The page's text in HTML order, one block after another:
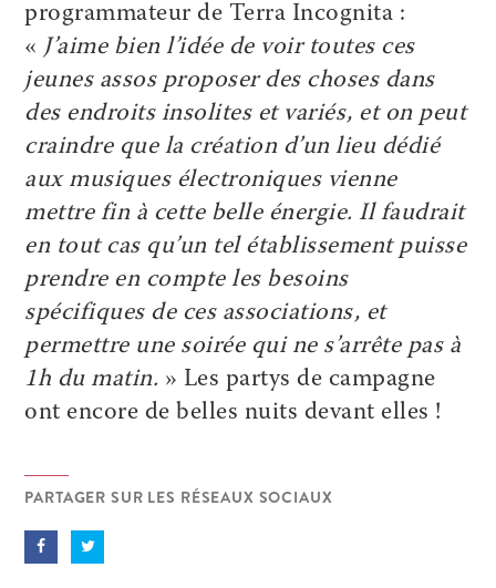
programmateur de Terra Incognita :
« J’aime bien l’idée de voir toutes ces
jeunes assos proposer des choses dans
des endroits insolites et variés, et on peut
craindre que la création d’un lieu dédié
aux musiques électroniques vienne
mettre fin à cette belle énergie. Il faudrait
en tout cas qu’un tel établissement puisse
prendre en compte les besoins
spécifiques de ces associations, et
permettre une soirée qui ne s’arrête pas à
1h du matin. » Les partys de campagne
ont encore de belles nuits devant elles !
PARTAGER SUR LES RÉSEAUX SOCIAUX